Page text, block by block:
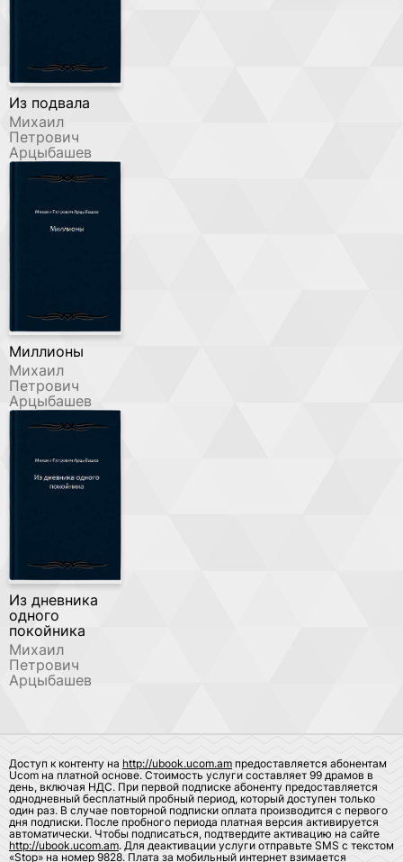
Из подвала
Михаил
Петрович
Арцыбашев
Миллионы
Михаил
Петрович
Арцыбашев
Из дневника
одного
покойника
Михаил
Петрович
Арцыбашев
Доступ к контенту на http://ubook.ucom.am предоставляется абонентам
Ucom на платной основе. Стоимость услуги составляет 99 драмов в
день, включая НДС. При первой подписке абоненту предоставляется
однодневный бесплатный пробный период, который доступен только
один раз. В случае повторной подписки оплата производится с первого
дня подписки. После пробного периода платная версия активируется
автоматически. Чтобы подписаться, подтвердите активацию на сайте
http://ubook.ucom.am. Для деактивации услуги отправьте SMS с текстом
«Stop» на номер 9828. Плата за мобильный интернет взимается